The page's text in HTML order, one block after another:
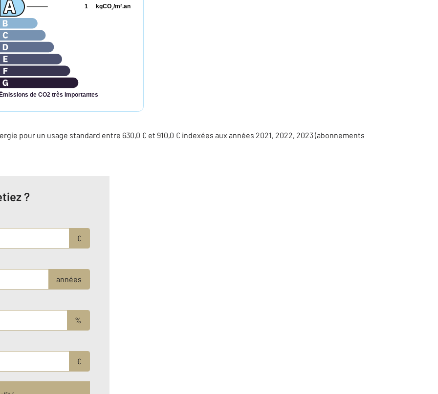
de CO2 très importantes
kgCO2/m2.an
1
pour un usage standard entre 630,0 € et 910,0 € indexées aux années 2021, 2022, 2023 (abonnements
?
€
années
%
€